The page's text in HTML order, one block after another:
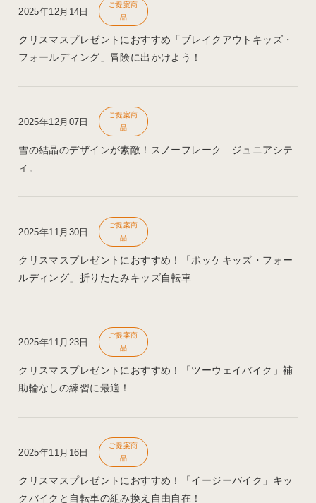
2025年12月14日
ご提案商
品
クリスマスプレゼントにおすすめ「ブレイクアウトキッズ・
フォールディング」冒険に出かけよう！
2025年12月07日
ご提案商
品
雪の結晶のデザインが素敵！スノーフレーク ジュニアシテ
ィ。
2025年11月30日
ご提案商
品
クリスマスプレゼントにおすすめ！「ポッケキッズ・フォー
ルディング」折りたたみキッズ自転車
2025年11月23日
ご提案商
品
クリスマスプレゼントにおすすめ！「ツーウェイバイク」補
助輪なしの練習に最適！
2025年11月16日
ご提案商
品
クリスマスプレゼントにおすすめ！「イージーバイク」キッ
クバイクと自転車の組み換え自由自在！